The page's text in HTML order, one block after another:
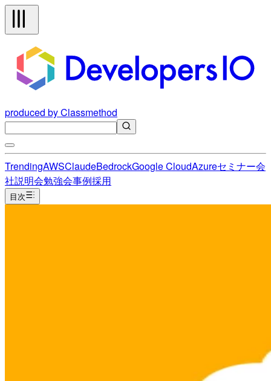
produced by Classmethod
TrendingAWSClaudeBedrockGoogle CloudAzureセミナー会
社説明会勉強会事例採用
目次